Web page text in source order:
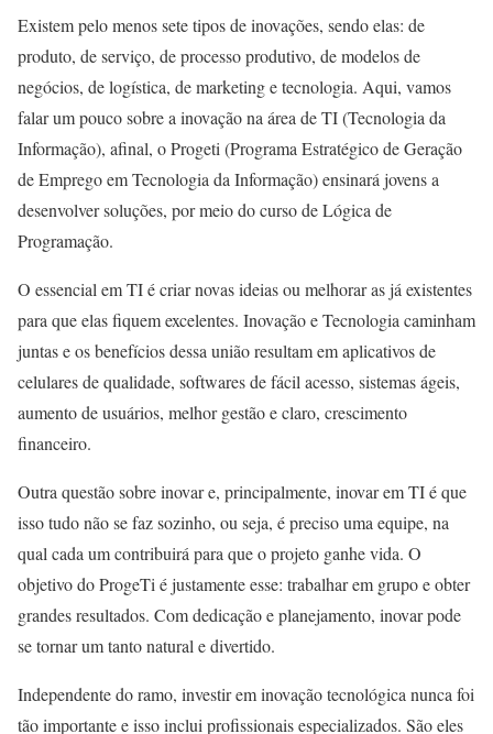
Existem pelo menos sete tipos de inovações, sendo elas: de
produto, de serviço, de processo produtivo, de modelos de
negócios, de logística, de marketing e tecnologia. Aqui, vamos
falar um pouco sobre a inovação na área de TI (Tecnologia da
Informação), afinal, o Progeti (Programa Estratégico de Geração
de Emprego em Tecnologia da Informação) ensinará jovens a
desenvolver soluções, por meio do curso de Lógica de
Programação.
O essencial em TI é criar novas ideias ou melhorar as já existentes
para que elas fiquem excelentes. Inovação e Tecnologia caminham
juntas e os benefícios dessa união resultam em aplicativos de
celulares de qualidade, softwares de fácil acesso, sistemas ágeis,
aumento de usuários, melhor gestão e claro, crescimento
financeiro.
Outra questão sobre inovar e, principalmente, inovar em TI é que
isso tudo não se faz sozinho, ou seja, é preciso uma equipe, na
qual cada um contribuirá para que o projeto ganhe vida. O
objetivo do ProgeTi é justamente esse: trabalhar em grupo e obter
grandes resultados. Com dedicação e planejamento, inovar pode
se tornar um tanto natural e divertido.
Independente do ramo, investir em inovação tecnológica nunca foi
tão importante e isso inclui profissionais especializados. São eles